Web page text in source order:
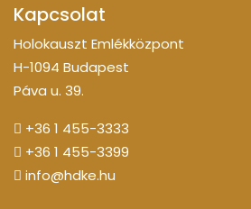
Kapcsolat
Holokauszt Emlékközpont
H-1094 Budapest
Páva u. 39.
+36 1 455-3333
+36 1 455-3399
info@hdke.hu